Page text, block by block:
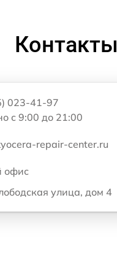
Контакты
023-41-97
с 9:00 до 21:00
repair-center.ru
офис
улица, дом 4